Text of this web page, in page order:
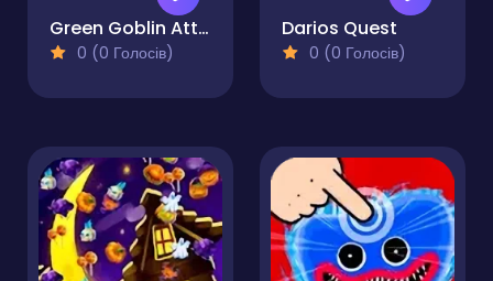
Green Goblin Attack
0 (0 Голосів)
Darios Quest
0 (0 Голосів)